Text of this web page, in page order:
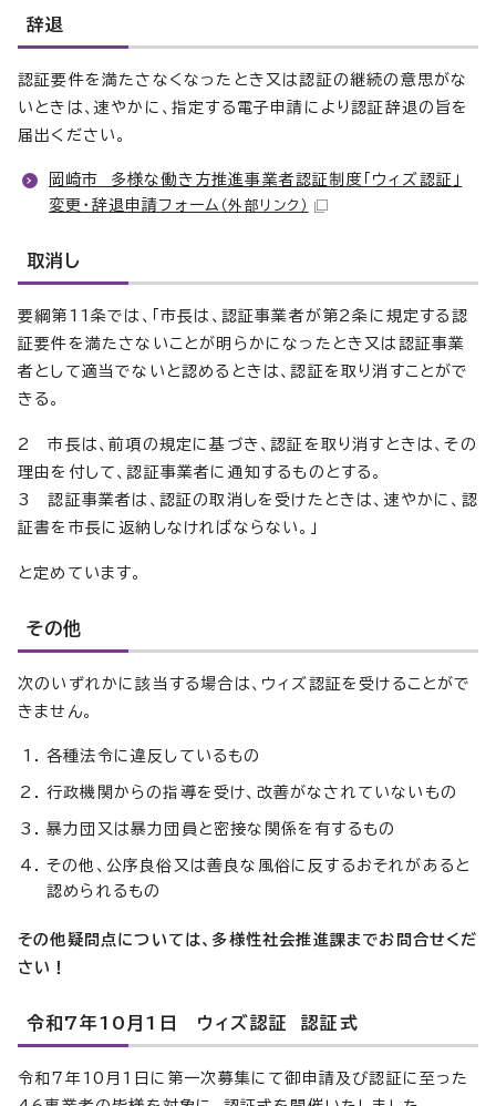
辞退
認証要件を満たさなくなったとき又は認証の継続の意思がな
いときは、速やかに、指定する電子申請により認証辞退の旨を
届出ください。
岡崎市 多様な働き方推進事業者認証制度「ウィズ認証」
変更・辞退申請フォーム （外部リンク）
取消し
要綱第11条では、「市長は、認証事業者が第2条に規定する認
証要件を満たさないことが明らかになったとき又は認証事業
者として適当でないと認めるときは、認証を取り消すことがで
きる。
2 市長は、前項の規定に基づき、認証を取り消すときは、その
理由を付して、認証事業者に通知するものとする。
3 認証事業者は、認証の取消しを受けたときは、速やかに、認
証書を市長に返納しなければならない。」
と定めています。
その他
次のいずれかに該当する場合は、ウィズ認証を受けることがで
きません。
各種法令に違反しているもの
行政機関からの指導を受け、改善がなされていないもの
暴力団又は暴力団員と密接な関係を有するもの
その他、公序良俗又は善良な風俗に反するおそれがあると
認められるもの
その他疑問点については、多様性社会推進課までお問合せくだ
さい！
令和7年10月1日 ウィズ認証 認証式
令和7年10月1日に第一次募集にて御申請及び認証に至った